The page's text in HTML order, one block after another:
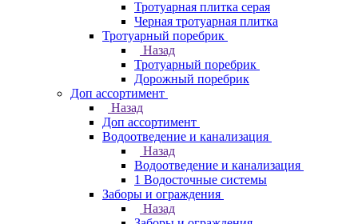
Тротуарная плитка серая
Черная тротуарная плитка
Тротуарный поребрик
Назад
Тротуарный поребрик
Дорожный поребрик
Доп ассортимент
Назад
Доп ассортимент
Водоотведение и канализация
Назад
Водоотведение и канализация
1 Водосточные системы
Заборы и ограждения
Назад